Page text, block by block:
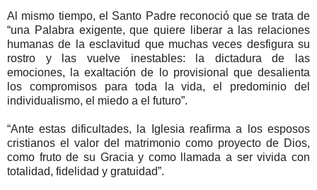
Al mismo tiempo, el Santo Padre reconoció que se trata de
“una Palabra exigente, que quiere liberar a las relaciones
humanas de la esclavitud que muchas veces desfigura su
rostro y las vuelve inestables: la dictadura de las
emociones, la exaltación de lo provisional que desalienta
los compromisos para toda la vida, el predominio del
individualismo, el miedo a el futuro”.
“Ante estas dificultades, la Iglesia reafirma a los esposos
cristianos el valor del matrimonio como proyecto de Dios,
como fruto de su Gracia y como llamada a ser vivida con
totalidad, fidelidad y gratuidad”.